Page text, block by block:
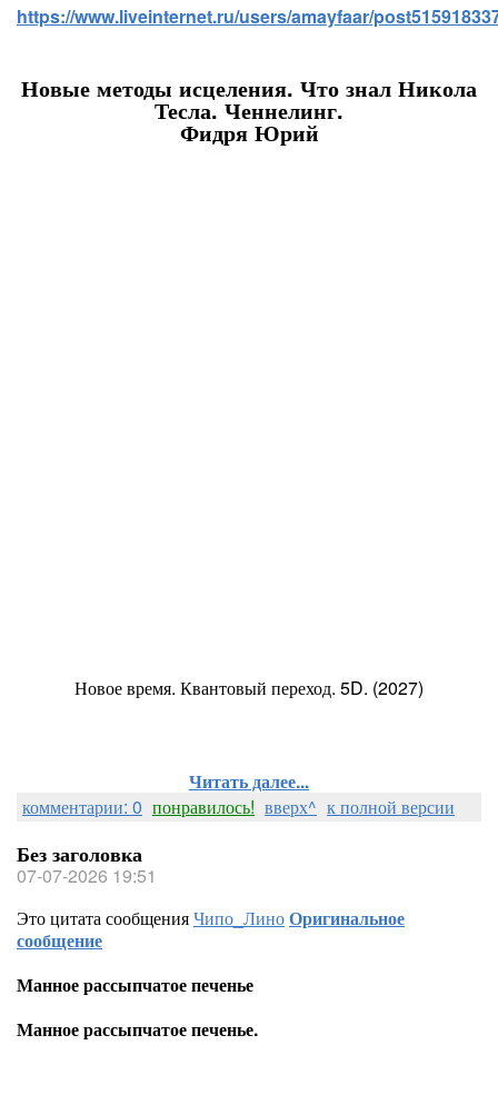
https://www.liveinternet.ru/users/amayfaar/
Новые методы исцеления. Что знал Никола
Тесла. Ченнелинг.
Фидря Юрий
Новое время. Квантовый переход. 5D. (2027)
Читать далее...
комментарии: 0 понравилось! вверх^ к полной версии
Без заголовка
07-07-2026 19:51
Это цитата сообщенияЧипо_ЛиноОригинальное
сообщение
Манное рассыпчатое печенье
Манное рассыпчатое печенье.